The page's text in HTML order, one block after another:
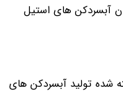
آبسردکن های استیل
شده تولید آبسردکن‌ های